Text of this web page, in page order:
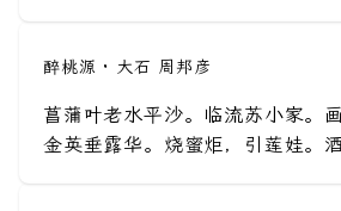
醉桃源 · 大石 周邦彦
菖蒲叶老水平沙。临流苏小家。
金英垂露华。烧蜜炬，引莲娃。